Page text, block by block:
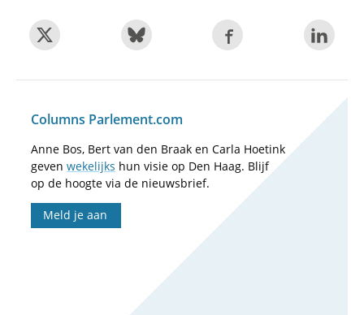
Columns Parlement.com
Anne Bos, Bert van den Braak en Carla Hoetink
geven wekelijks hun visie op Den Haag. Blijf
op de hoogte via de nieuwsbrief.
Meld je aan